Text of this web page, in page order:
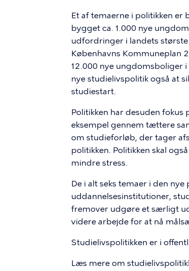
Et af temaerne i politikken er
bygget ca. 1.000 nye
udfordringer i landets
Københavns Kommuneplan
12.000 nye ungdomsboliger
nye studielivspolitik også at
studiestart.
Politikken har desuden fokus
eksempel gennem tættere
om studieforløb, der tager
politikken. Politikken skal
mindre stress.
De i alt seks temaer i den
uddannelsesinstitutioner,
fremover udgøre et særligt
videre arbejde for at nå
Studielivspolitikken er i
Læs mere om